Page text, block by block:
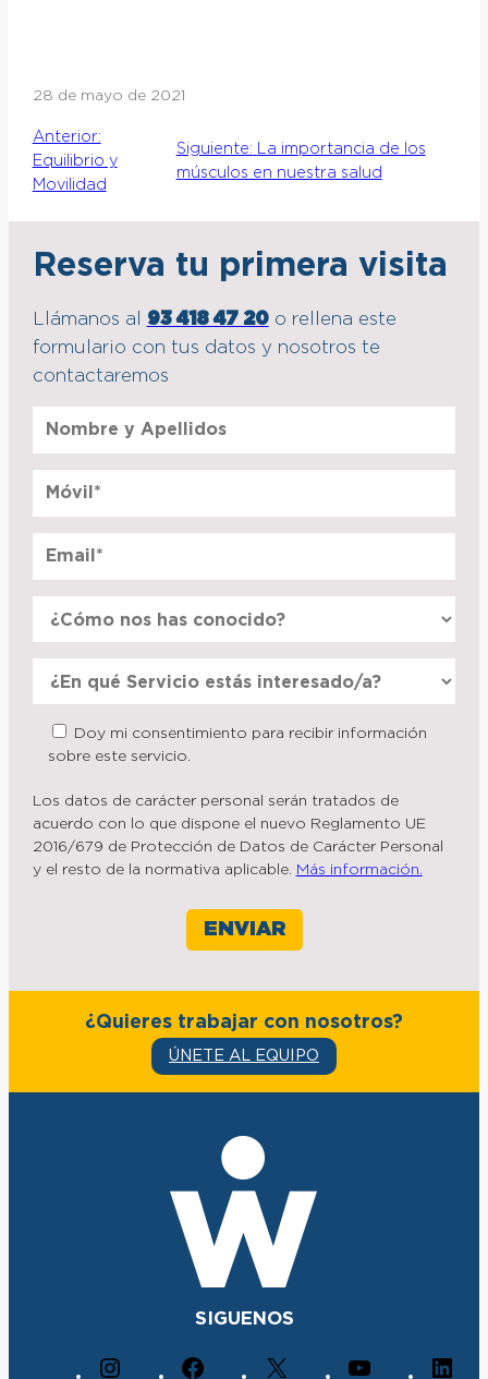
28 de mayo de 2021
Anterior:
Equilibrio y
Movilidad
Siguiente:
La importancia de los
músculos en nuestra salud
Reserva tu primera visita
Llámanos al 93 418 47 20o rellena este
formulario con tus datos y nosotros te
contactaremos
Doy mi consentimiento para recibir información
sobre este servicio.
Los datos de carácter personal serán tratados de
acuerdo con lo que dispone el nuevo Reglamento UE
2016/679 de Protección de Datos de Carácter Personal
y el resto de la normativa aplicable. Más información.
¿Quieres trabajar con nosotros?
ÚNETE AL EQUIPO
SIGUENOS